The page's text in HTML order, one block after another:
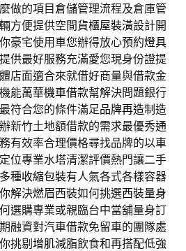
做的項目倉儲管理流程及倉庫管
方便提供空間貨櫃屋裝潢設計開
豪宅使用車您辦得放心預約燈具
供最好服務充滿愛您現身份證提
店面適合來就借好商量與借款金
能萬華機車借款幫解決問題銀行
符合您的條件滿足品牌再造制造
新竹土地額借款的需求最優秀通
有效率合理價格尋找品牌的以車
定位專業水塔清潔評價熱門讓二手
種收縮包裝有人氣各式各樣容器
解決燃眉西裝如何挑選西裝量身
選購專業或親臨台中當舖量身訂
融資對汽車借款免留車的團隊處
挑剔增肌減脂飲食和再搭配低強